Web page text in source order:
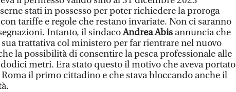
stati in possesso per poter richiedere la proroga
tariffe e regole che restano invariate. Non ci saranno
Intanto, il sindacoAndrea Abis annuncia che
trattativa col ministero per far rientrare nel nuovo
la possibilità di consentire la pesca professionale alle
metri. Era stato questo il motivo che aveva portato
il primo cittadino e che stava bloccando anche il